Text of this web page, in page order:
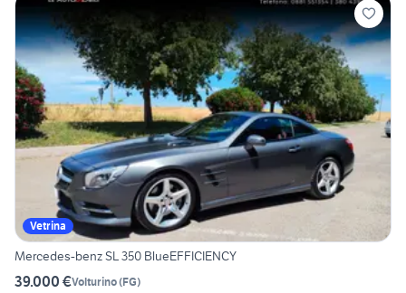
Vetrina
Mercedes-benz SL 350 BlueEFFICIENCY
39.000 €Volturino(FG)